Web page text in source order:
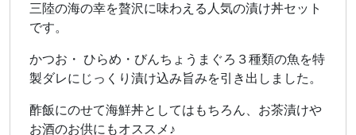
三陸の海の幸を贅沢に味わえる人気の漬け丼セット
です。
かつお・ ひらめ・びんちょうまぐろ３種類の魚を特
製ダレにじっくり漬け込み旨みを引き出しました。
酢飯にのせて海鮮丼としてはもちろん、お茶漬けや
お酒のお供にもオススメ♪